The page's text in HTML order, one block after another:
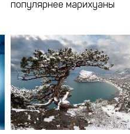
популярнее марихуаны